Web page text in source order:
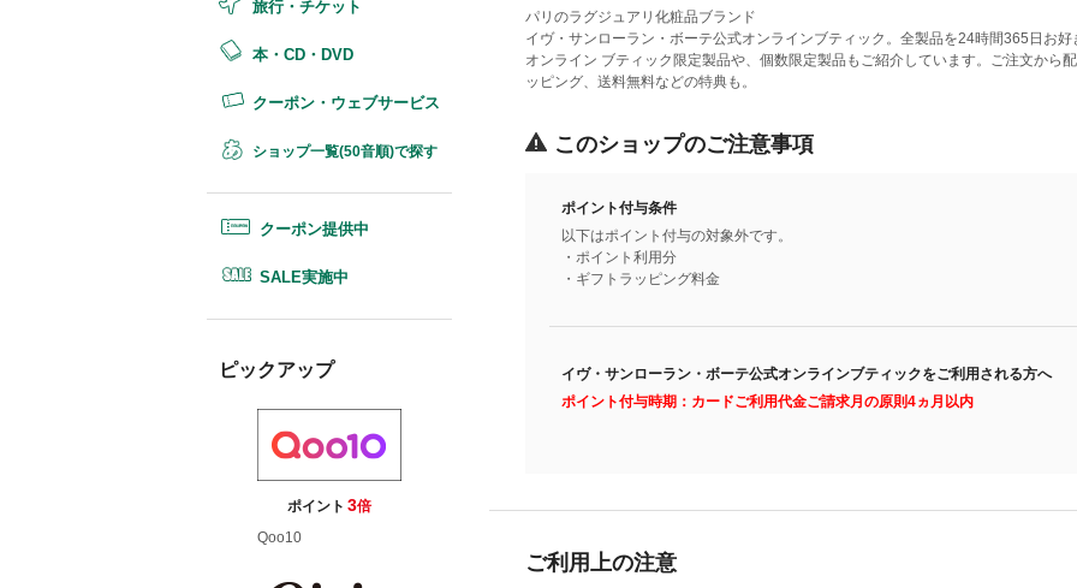
旅行・チケット
本・CD・DVD
クーポン・ウェブサービス
ショップ一覧(50音順)で探す
クーポン提供中
SALE実施中
ピックアップ
ポイント 3倍
Qoo10
パリのラグジュアリ化粧品ブランド
イヴ・サンローラン・ボーテ公式オンラインブティック。全製品を24時間365日お好
オンライン ブティック限定製品や、個数限定製品もご紹介しています。ご注文から
ッピング、送料無料などの特典も。
このショップのご注意事項
ポイント付与条件
以下はポイント付与の対象外です。
・ポイント利用分
・ギフトラッピング料金
イヴ・サンローラン・ボーテ公式オンラインブティックをご利用される方へ
ポイント付与時期：カードご利用代金ご請求月の原則4ヵ月以内
ご利用上の注意